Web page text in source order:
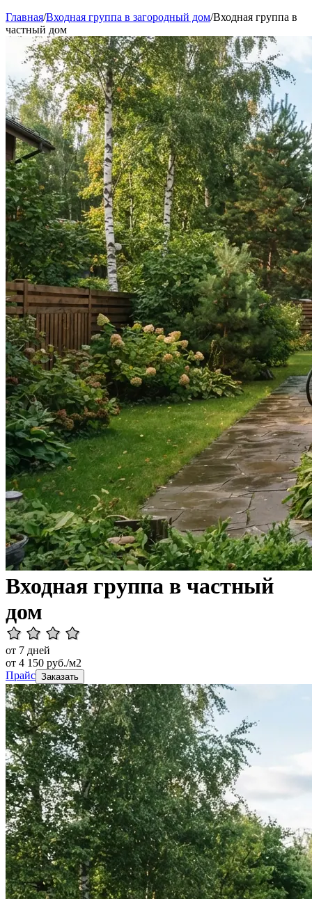
Главная/Входная группа в загородный дом/Входная группа в
частный дом
Входная группа в частный
дом
от 7 дней
от 4 150 руб./м2
Прайс Заказать